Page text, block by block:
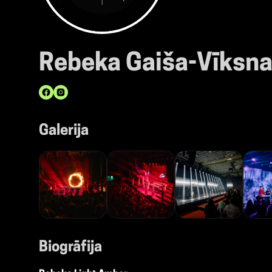
Rebeka Gaiša-Vīksna
Galerija
Biogrāfija